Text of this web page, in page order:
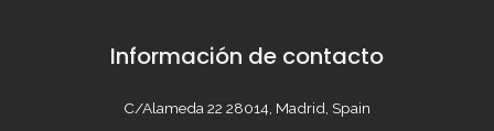
Información de contacto
C/Alameda 22 28014, Madrid, Spain